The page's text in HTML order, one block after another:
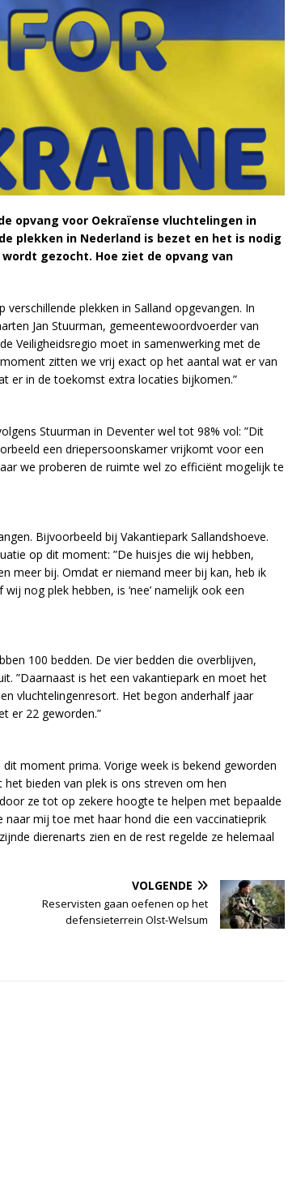
opvang voor Oekraïense vluchtelingen in
plekken in Nederland is bezet en het is nodig
gezocht. Hoe ziet de opvang van
plekken in Salland opgevangen. In
Jan Stuurman, gemeentewoordvoerder van
Veiligheidsregio moet in samenwerking met de
zitten we vrij exact op het aantal wat er van
er in de toekomst extra locaties bijkomen.”
Stuurman in Deventer wel tot 98% vol: ”Dit
een driepersoonskamer vrijkomt voor een
we proberen de ruimte wel zo efficiënt mogelijk te
Bijvoorbeeld bij Vakantiepark Sallandshoeve.
op dit moment: ”De huisjes die wij hebben,
meer bij. Omdat er niemand meer bij kan, heb ik
nog plek hebben, is ‘nee’ namelijk ook een
100 bedden. De vier bedden die overblijven,
”Daarnaast is het een vakantiepark en moet het
vluchtelingenresort. Het begon anderhalf jaar
er 22 geworden.”
moment prima. Vorige week is bekend geworden
bieden van plek is ons streven om hen
ze tot op zekere hoogte te helpen met bepaalde
naar mij toe met haar hond die een vaccinatieprik
dierenarts zien en de rest regelde ze helemaal
VOLGENDE
Reservisten gaan oefenen op het
defensieterrein Olst-Welsum